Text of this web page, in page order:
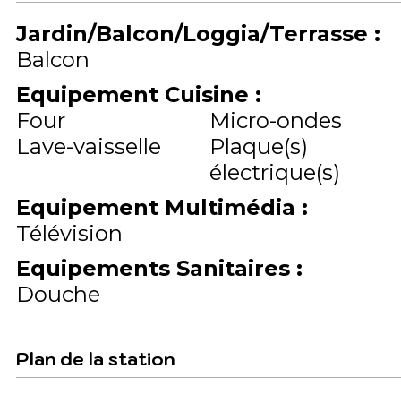
Jardin/Balcon/Loggia/Terrasse :
Balcon
Equipement Cuisine :
Four
Micro-ondes
Lave-vaisselle
Plaque(s)
électrique(s)
Equipement Multimédia :
Télévision
Equipements Sanitaires :
Douche
Plan de la station